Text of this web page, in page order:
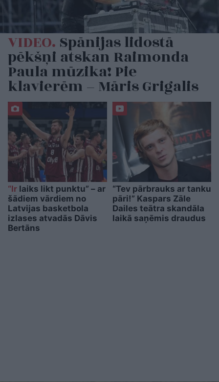
VIDEO. Spānijas lidostā
pēkšņi atskan Raimonda
Paula mūzika! Pie
klavierēm – Māris Grigalis
“Ir laiks likt punktu” – ar
šādiem vārdiem no
Latvijas basketbola
izlases atvadās Dāvis
Bertāns
“Tev pārbrauks ar tanku
pāri!” Kaspars Zāle
Dailes teātra skandāla
laikā saņēmis draudus